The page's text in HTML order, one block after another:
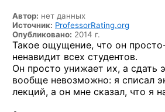
Автор: нет данных
Источник: ProfessorRating.org
Опубликовано: 2014 г.
Такое ощущение, что он
ненавидит всех студентов.
Он просто унижает их, а сдать
вообще невозможно: я списал
лекций, а он мне сказал, что я